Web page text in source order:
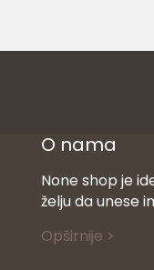
O nama
None shop je
želju da unese
Opširnije >